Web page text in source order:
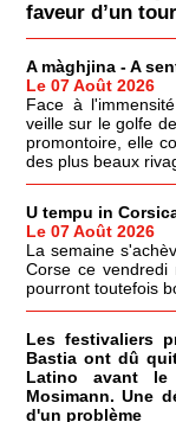
faveur d’un
A màghjina - A
Le 07 Août 2026
Face à
veille sur le golfe
promontoire, elle
des plus beaux
U tempu in
Le 07 Août 2026
La semaine
Corse ce vendredi
pourront toutefois
Les festivaliers
Bastia ont dû
Latino avant
Mosimann. Une
d'un problème